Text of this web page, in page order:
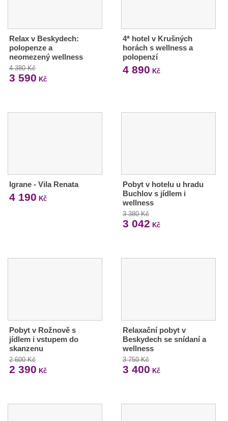
Relax v Beskydech:
polopenze a
neomezený wellness
4 380 Kč
3 590 Kč
4* hotel v Krušných
horách s wellness a
polopenzí
4 890 Kč
Igrane - Vila Renata
4 190 Kč
Pobyt v hotelu u hradu
Buchlov s jídlem i
wellness
3 380 Kč
3 042 Kč
Pobyt v Rožnově s
jídlem i vstupem do
skanzenu
2 600 Kč
2 390 Kč
Relaxační pobyt v
Beskydech se snídaní a
wellness
3 750 Kč
3 400 Kč